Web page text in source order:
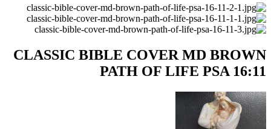
CLASSIC BIBLE COVER MD BROWN
PATH OF LIFE PSA 16:11